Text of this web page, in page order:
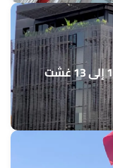
تعبئة المراكز الجهوية للاستثمار من 10 إلى 13 غشت